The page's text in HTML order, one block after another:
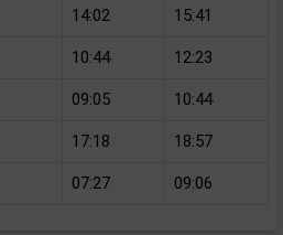
14:02 15:41
10:44 12:23
09:05 10:44
17:18 18:57
07:27 09:06